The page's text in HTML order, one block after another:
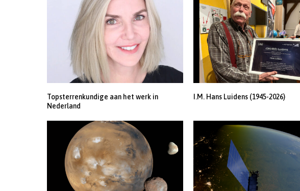
Topsterrenkundige aan het werk in
Nederland
I.M. Hans Luidens (1945-2026)